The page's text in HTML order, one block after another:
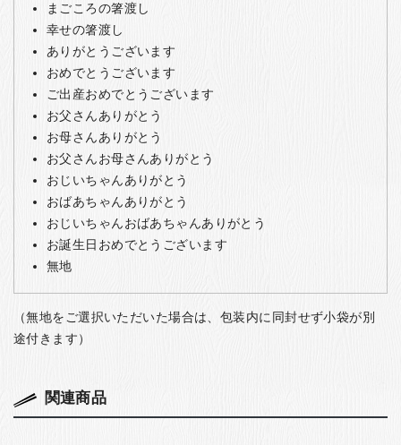
まごころの箸渡し
幸せの箸渡し
ありがとうございます
おめでとうございます
ご出産おめでとうございます
お父さんありがとう
お母さんありがとう
お父さんお母さんありがとう
おじいちゃんありがとう
おばあちゃんありがとう
おじいちゃんおばあちゃんありがとう
お誕生日おめでとうございます
無地
（無地をご選択いただいた場合は、包装内に同封せず小袋が別
途付きます）
関連商品